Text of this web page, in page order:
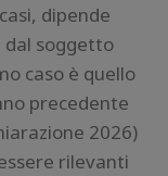
dipende
soggetto
caso è quello
precedente
2026)
rilevanti